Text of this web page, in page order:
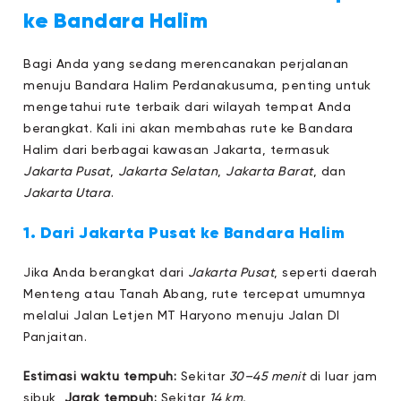
ke Bandara Halim
Bagi Anda yang sedang merencanakan perjalanan
menuju Bandara Halim Perdanakusuma, penting untuk
mengetahui rute terbaik dari wilayah tempat Anda
berangkat. Kali ini akan membahas rute ke Bandara
Halim dari berbagai kawasan Jakarta, termasuk
Jakarta Pusat, Jakarta Selatan, Jakarta Barat, dan
Jakarta Utara.
1. Dari Jakarta Pusat ke Bandara Halim
Jika Anda berangkat dari Jakarta Pusat, seperti daerah
Menteng atau Tanah Abang, rute tercepat umumnya
melalui Jalan Letjen MT Haryono menuju Jalan DI
Panjaitan.
Estimasi waktu tempuh: Sekitar 30–45 menitdi luar jam